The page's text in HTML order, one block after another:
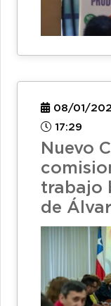
08/01/
17:29
Nuevo
trabajo
de